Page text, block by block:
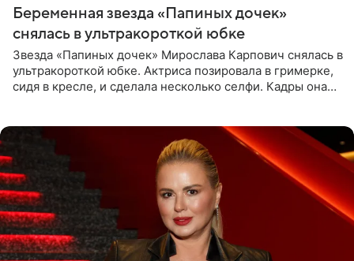
Беременная звезда «Папиных дочек»
снялась в ультракороткой юбке
Звезда «Папиных дочек» Мирослава Карпович снялась в
ультракороткой юбке. Актриса позировала в гримерке,
сидя в кресле, и сделала несколько селфи. Кадры она